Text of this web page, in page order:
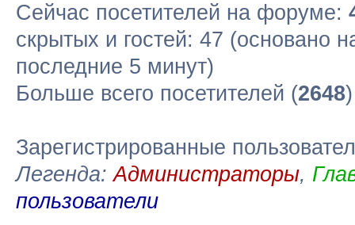
Сейчас посетителей на форуме:
скрытых и гостей: 47 (основано
последние 5 минут)
Больше всего посетителей (2648
Зарегистрированные
Легенда:Администраторы,
пользователи